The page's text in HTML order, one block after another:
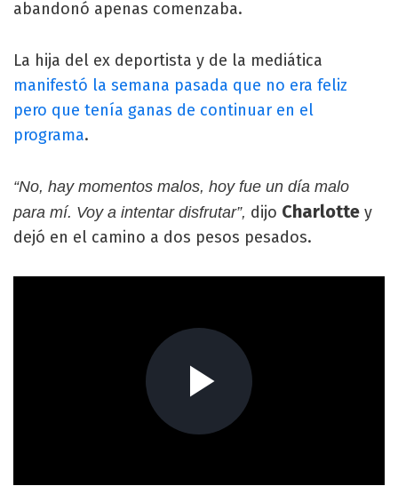
abandonó apenas comenzaba.
La hija del ex deportista y de la mediática
manifestó la semana pasada que no era feliz
pero que tenía ganas de continuar en el
programa.
“No, hay momentos malos, hoy fue un día malo
para mí. Voy a intentar disfrutar”, dijo Charlotte y
dejó en el camino a dos pesos pesados.